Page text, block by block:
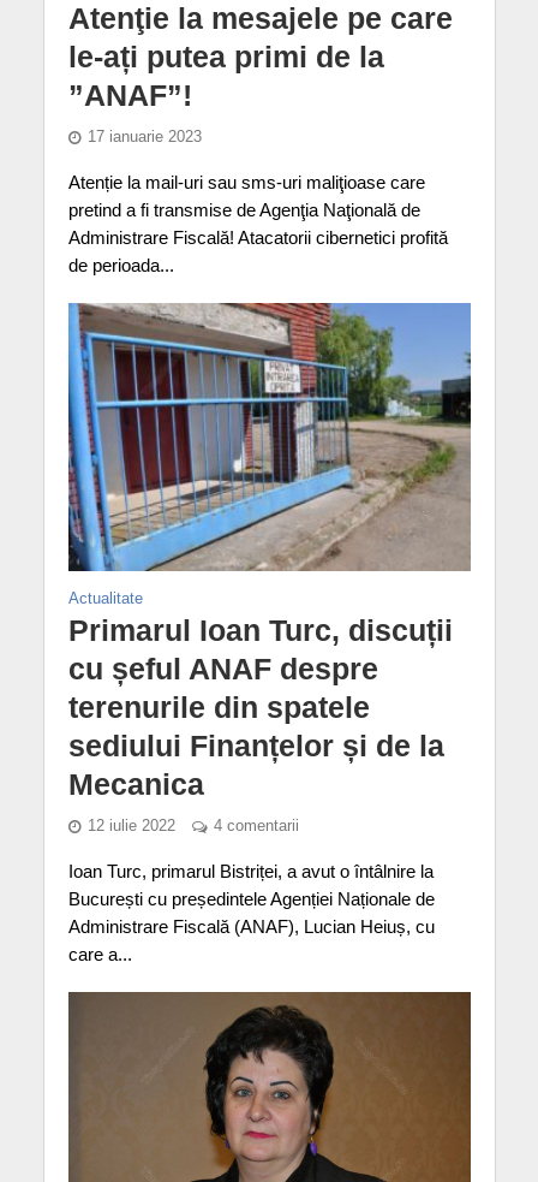
Atenţie la mesajele pe care
le-ați putea primi de la
”ANAF”!
17 ianuarie 2023
Atenție la mail-uri sau sms-uri maliţioase care
pretind a fi transmise de Agenţia Naţională de
Administrare Fiscală! Atacatorii cibernetici profită
de perioada...
Actualitate
Primarul Ioan Turc, discuții
cu șeful ANAF despre
terenurile din spatele
sediului Finanțelor și de la
Mecanica
12 iulie 2022 4 comentarii
Ioan Turc, primarul Bistriței, a avut o întâlnire la
București cu președintele Agenției Naționale de
Administrare Fiscală (ANAF), Lucian Heiuș, cu
care a...